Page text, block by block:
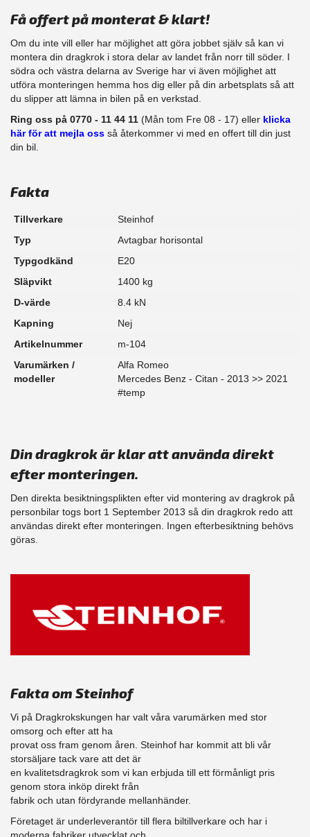
Få offert på monterat & klart!
Om du inte vill eller har möjlighet att göra jobbet själv så kan vi
montera din dragkrok i stora delar av landet från norr till söder. I
södra och västra delarna av Sverige har vi även möjlighet att
​utföra monteringen hemma hos dig eller på din arbetsplats så att
du slipper att lämna in bilen på en verkstad.
Ring oss på 0770 - 11 44 11 (Mån tom Fre 08 - 17) eller klicka
här för att mejla oss så återkommer vi med en offert till din just
din bil.
Fakta
Tillverkare
Steinhof
Typ
Avtagbar horisontal
Typgodkänd
E20
Släpvikt
1400 kg
D-värde
8.4 kN
Kapning
Nej
Artikelnummer
m-104
Varumärken /
modeller
Alfa Romeo
Mercedes Benz - Citan - 2013 >> 2021
#temp
Din dragkrok är klar att använda direkt
efter monteringen.
Den direkta besiktningsplikten efter vid montering av dragkrok på
personbilar togs bort 1 September 2013 så din dragkrok redo att
användas direkt efter monteringen. Ingen efterbesiktning behövs
göras.
Fakta om Steinhof
Vi på Dragkrokskungen har valt våra varumärken med stor
omsorg och efter att ha
provat oss fram genom åren. Steinhof har kommit att bli vår
storsäljare tack vare att det är
en kvalitetsdragkrok som vi kan erbjuda till ett förmånligt pris
genom stora inköp direkt från
fabrik och utan fördyrande mellanhänder.
Företaget är underleverantör till flera biltillverkare och har i